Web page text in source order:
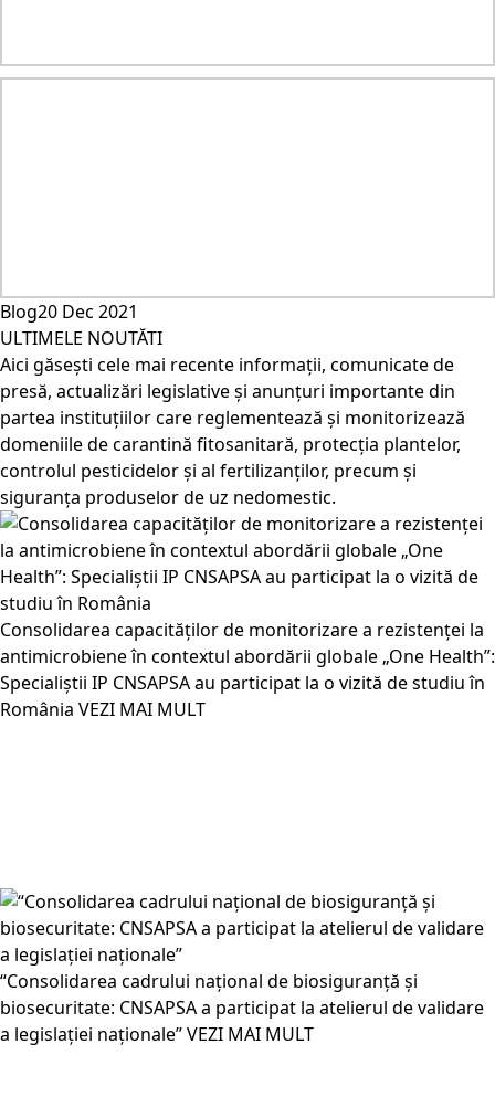
Blog20 Dec 2021
ULTIMELE NOUTĂTI
Aici găsești cele mai recente informații, comunicate de
presă, actualizări legislative și anunțuri importante din
partea instituțiilor care reglementează și monitorizează
domeniile de carantină fitosanitară, protecția plantelor,
controlul pesticidelor și al fertilizanților, precum și
siguranța produselor de uz nedomestic.
Consolidarea capacităților de monitorizare a rezistenței la
antimicrobiene în contextul abordării globale „One Health”:
Specialiștii IP CNSAPSA au participat la o vizită de studiu în
România VEZI MAI MULT
“Consolidarea cadrului național de biosiguranță și
biosecuritate: CNSAPSA a participat la atelierul de validare
a legislației naționale”VEZI MAI MULT